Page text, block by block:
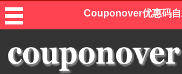
Couponover优惠码